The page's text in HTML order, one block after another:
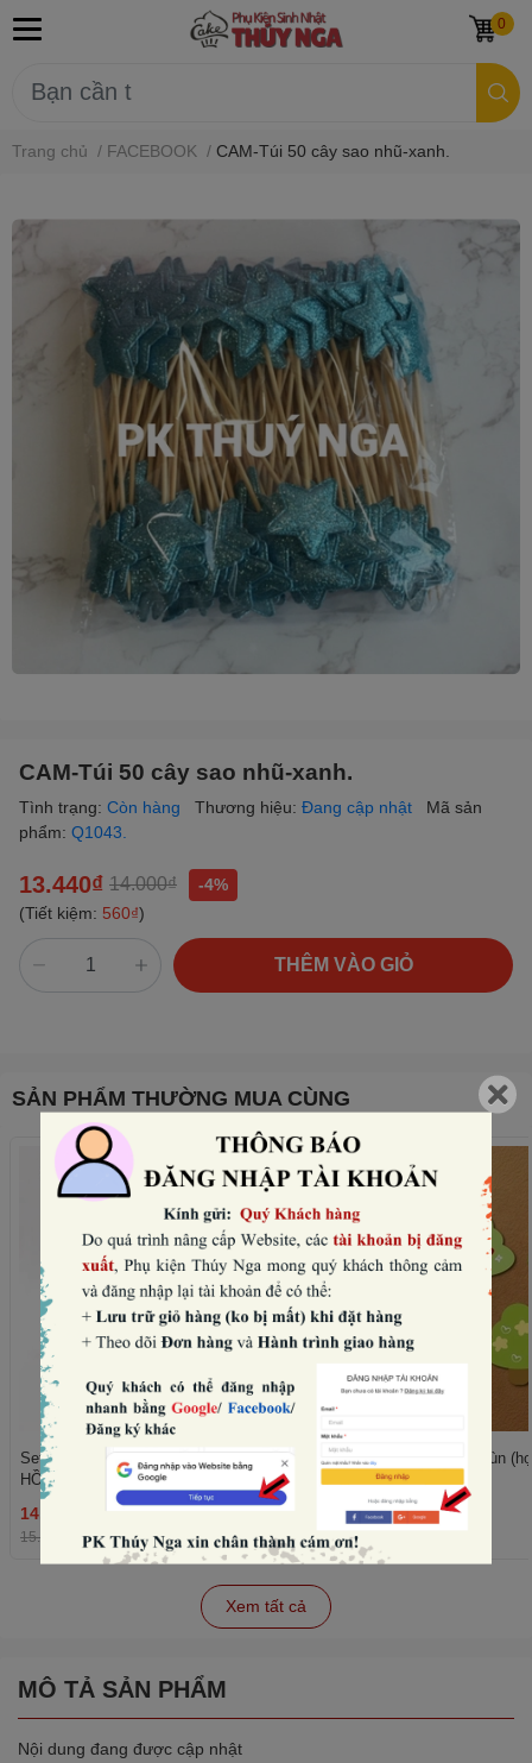
0
Trang chủ / FACEBOOK / CAM-Túi 50 cây sao nhũ-xanh.
CAM-Túi 50 cây sao nhũ-xanh.
Tình trạng: Còn hàng Thương hiệu: Đang cập nhật
Mã sản
phẩm: Q1043.
13.440₫ 14.000₫
-4%
(Tiết kiệm: 560₫)
THÊM VÀO GIỎ
SẢN PHẨM THƯỜNG MUA CÙNG
Set 10 mũ sinh nhật hình vương miện-
HỒNG NHẠT (con voi).
14.400₫
15.000₫ -4%
Set 50 cây giấy xanh lùn
trái tim).
11.520₫
12.000₫
Xem tất cả
MÔ TẢ SẢN PHẨM
Nội dung đang được cập nhật